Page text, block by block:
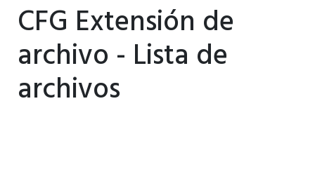
CFG Extensión de
archivo - Lista de
archivos